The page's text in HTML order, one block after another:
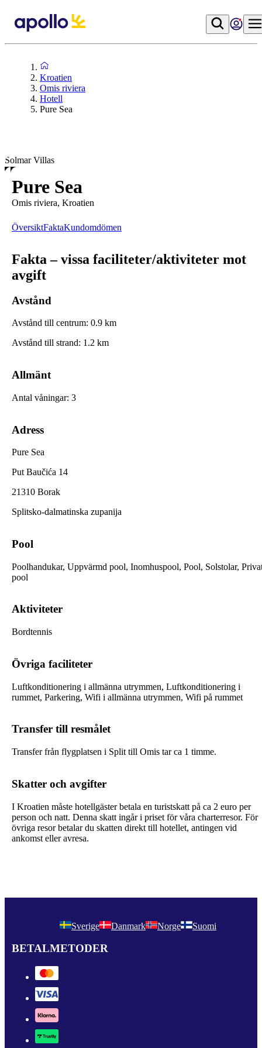
Kroatien
Omis riviera
Hotell
Pure Sea
Solmar Villas
Pure Sea
Omis riviera, Kroatien
ÖversiktFaktaKundomdömen
Fakta – vissa faciliteter/aktiviteter mot
avgift
Avstånd
Avstånd till centrum: 0.9 km
Avstånd till strand: 1.2 km
Allmänt
Antal våningar: 3
Adress
Pure Sea
Put Baučića 14
21310 Borak
Splitsko-dalmatinska zupanija
Pool
Poolhandukar, Uppvärmd pool, Inomhuspool, Pool, Solstolar,
pool
Aktiviteter
Bordtennis
Övriga faciliteter
Luftkonditionering i allmänna utrymmen, Luftkonditionering i
rummet, Parkering, Wifi i allmänna utrymmen, Wifi på rummet
Transfer till resmålet
Transfer från flygplatsen i Split till Omis tar ca 1 timme.
Skatter och avgifter
I Kroatien måste hotellgäster betala en turistskatt på ca 2 euro per
person och natt. Denna skatt ingår i priset för våra charterresor. För
övriga resor betalar du skatten direkt till hotellet, antingen vid
ankomst eller avresa.
Sverige Danmark Norge Suomi
BETALMETODER